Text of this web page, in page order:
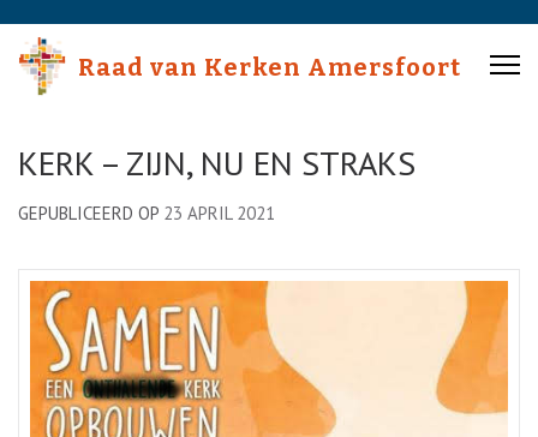
content
Enter)
Raad van Kerken Amersfoort
KERK – ZIJN, NU EN STRAKS
GEPUBLICEERD OP 23 APRIL 2021